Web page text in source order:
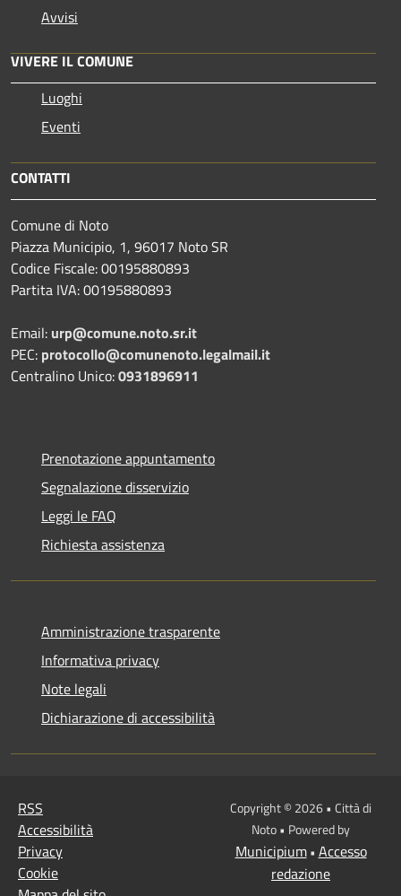
Avvisi
VIVERE IL COMUNE
Luoghi
Eventi
CONTATTI
Comune di Noto
Piazza Municipio, 1, 96017 Noto SR
Codice Fiscale: 00195880893
Partita IVA: 00195880893
Email: urp@comune.noto.sr.it
PEC: protocollo@comunenoto.legalmail.it
Centralino Unico:0931896911
Prenotazione appuntamento
Segnalazione disservizio
Leggi le FAQ
Richiesta assistenza
Amministrazione trasparente
Informativa privacy
Note legali
Dichiarazione di accessibilità
RSS
Accessibilità
Privacy
Cookie
Copyright © 2026 • Città di
Noto • Powered by
Municipium• Accesso
redazione